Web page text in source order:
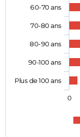
60-70 ans
70-80 ans
80-90 ans
90-100 ans
Plus de 100 ans
0